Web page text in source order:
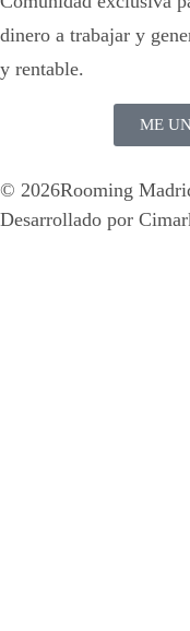
dinero a trabajar y
y rentable.
ME
© 2026Rooming
Desarrollado por